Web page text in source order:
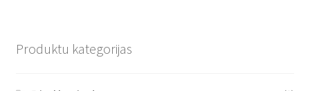
Produktu kategorijas